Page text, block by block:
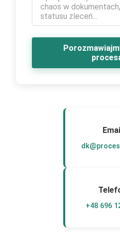
Email
+48 696